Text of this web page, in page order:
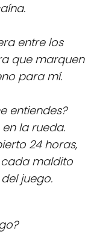
entre los
que marquen
para mí.
entiendes?
la rueda.
24 horas,
maldito
juego.